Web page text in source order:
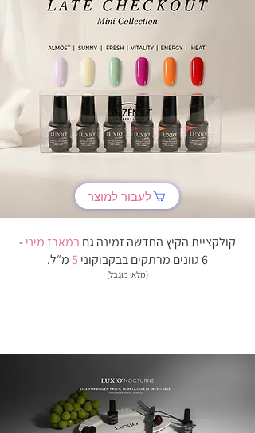
לעבור למוצר
קולקציית הקיץ החדשה זמינה גםבמארז מיני-
6 גוונים מרתקים בבקבוקוני
5מ״ל.
(מלאי מוגבל)